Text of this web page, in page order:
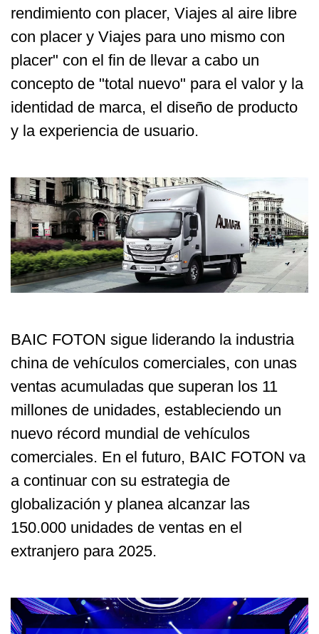
rendimiento con placer, Viajes al aire libre
con placer y Viajes para uno mismo con
placer" con el fin de llevar a cabo un
concepto de "total nuevo" para el valor y la
identidad de marca, el diseño de producto
y la experiencia de usuario.
BAIC FOTON sigue liderando la industria
china de vehículos comerciales, con unas
ventas acumuladas que superan los 11
millones de unidades, estableciendo un
nuevo récord mundial de vehículos
comerciales. En el futuro, BAIC FOTON va
a continuar con su estrategia de
globalización y planea alcanzar las
150.000 unidades de ventas en el
extranjero para 2025.